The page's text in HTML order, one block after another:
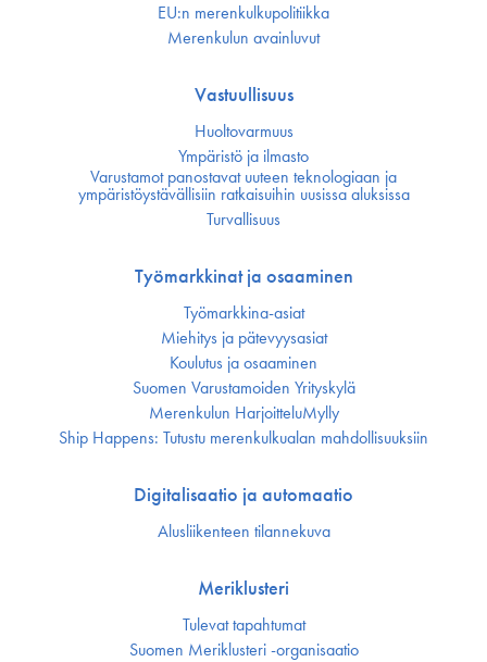
EU:n merenkulku­politiikka
Merenkulun avainluvut
Vastuullisuus
Huoltovarmuus
Ympäristö ja ilmasto
Varustamot panostavat uuteen teknologiaan ja
ympäristöystävällisiin ratkaisuihin uusissa aluksissa
Turvallisuus
Työmarkkinat ja osaaminen
Työmarkkina-asiat
Miehitys ja pätevyys­asiat
Koulutus ja osaaminen
Suomen Varustamoiden Yrityskylä
Merenkulun HarjoitteluMylly
Ship Happens: Tutustu merenkulkualan mahdollisuuksiin
Digitalisaatio ja automaatio
Alusliikenteen tilannekuva
Meriklusteri
Tulevat tapahtumat
Suomen Meriklusteri -organisaatio